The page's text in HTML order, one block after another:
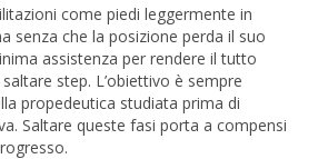
come piedi leggermente in
senza che la posizione perda il suo
assistenza per rendere il tutto
step. L’obiettivo è sempre
propedeutica studiata prima di
Saltare queste fasi porta a compensi